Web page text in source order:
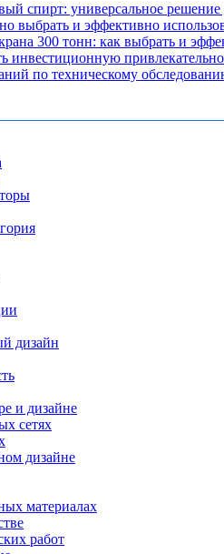
спирт: универсальное
выбрать и эффективно
300 тонн: как выбрать и
инвестиционную
по техническому
дизайн
и дизайне
сетях
дизайне
материалах
работ